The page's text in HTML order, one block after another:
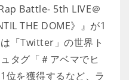
Battle- 5th LIVE＠
THE DOME》』が1
「Twitter」の世界ト
タグ「＃アベマでヒ
位を獲得するなど、ラ